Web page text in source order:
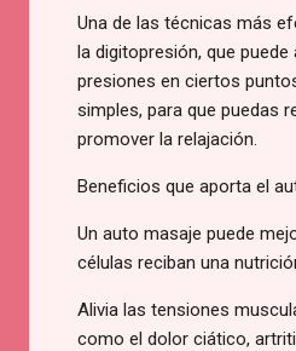
Una de las técnicas más
la digitopresión, que
presiones en ciertos
simples, para que puedas
promover la relajación.
Beneficios que aporta el
Un auto masaje puede
células reciban una
Alivia las tensiones
como el dolor ciático,